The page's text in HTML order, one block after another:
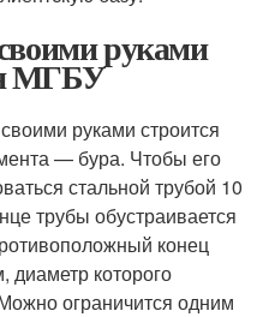
руками
МГБУ
руками строится
— бура. Чтобы его
стальной трубой 10
трубы обустраивается
конец
которого
ограничится одним